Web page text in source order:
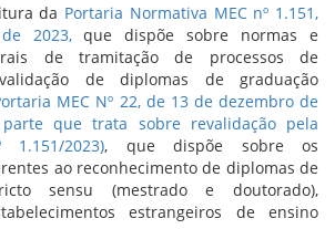
da Portaria Normativa MEC nº 1.151,
2023,que dispõe sobre normas e
de tramitação de processos de
de diplomas de graduação
MEC Nº 22, de 13 de dezembro de
que trata sobre revalidação pela
2023), que dispõe sobre os
ao reconhecimento de diplomas de
sensu (mestrado e doutorado),
estrangeiros de ensino